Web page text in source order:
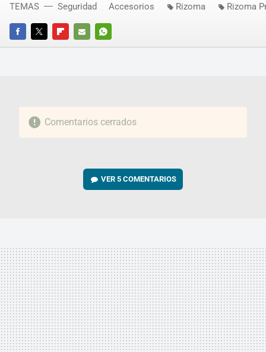
FACEBOOKTWITTERFLIPBOARD
E-
WHATSAPP
TEMAS Seguridad Accesorios Rizoma Rizoma
Comentarios cerrados
VER5 COMENTARIOS